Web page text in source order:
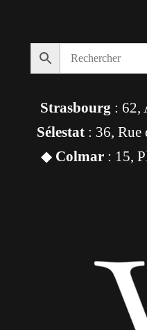
Strasbourg : 62,
Sélestat : 36, Rue
◆ Colmar: 15,